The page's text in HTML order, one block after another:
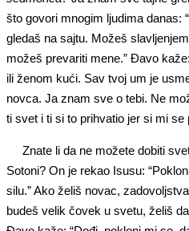
što govori mnogim ljudima danas:
gledaš na sajtu. Možeš
možeš prevariti mene.” Đavo
ili ženom kući. Sav tvoj um je
novca. Ja znam sve o tebi. Ne
ti svet i ti si to prihvatio jer si mi se
Znate li da ne možete dobiti
Sotoni? On je rekao Isusu:
silu.” Ako želiš novac,
budeš velik čovek u svetu, želiš